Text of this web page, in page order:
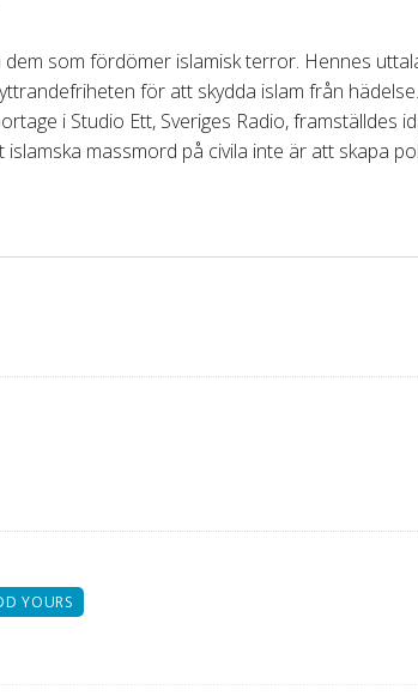
som fördömer islamisk terror. Hennes
för att skydda islam från
i Studio Ett, Sveriges Radio, framställdes
massmord på civila inte är att skapa
YOURS